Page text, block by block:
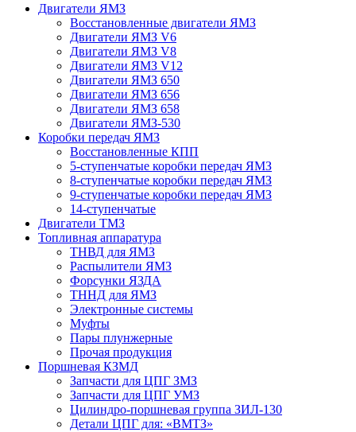
Двигатели ЯМЗ
Восстановленные двигатели ЯМЗ
Двигатели ЯМЗ V6
Двигатели ЯМЗ V8
Двигатели ЯМЗ V12
Двигатели ЯМЗ 650
Двигатели ЯМЗ 656
Двигатели ЯМЗ 658
Двигатели ЯМЗ-530
Коробки передач ЯМЗ
Восстановленные КПП
5-ступенчатые коробки передач ЯМЗ
8-ступенчатые коробки передач ЯМЗ
9-ступенчатые коробки передач ЯМЗ
14-ступенчатые
Двигатели ТМЗ
Топливная аппаратура
ТНВД для ЯМЗ
Распылители ЯМЗ
Форсунки ЯЗДА
ТННД для ЯМЗ
Электронные системы
Муфты
Пары плунжерные
Прочая продукция
Поршневая КЗМД
Запчасти для ЦПГ ЗМЗ
Запчасти для ЦПГ УМЗ
Цилиндро-поршневая группа ЗИЛ-130
Детали ЦПГ для: «ВМТЗ»